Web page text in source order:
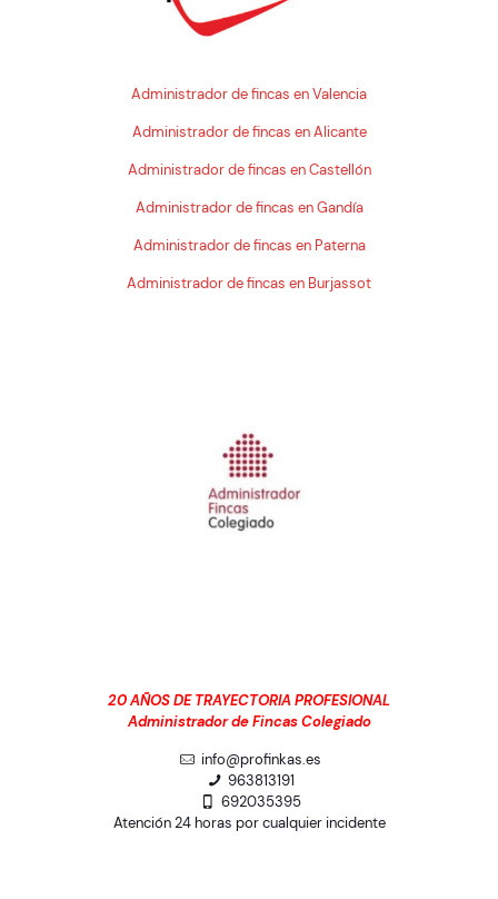
Administrador de fincas en Valencia
Administrador de fincas en Alicante
Administrador de fincas en Castellón
Administrador de fincas en Gandía
Administrador de fincas en Paterna
Administrador de fincas en Burjassot
20 AÑOS DE TRAYECTORIA PROFESIONAL
Administrador de Fincas Colegiado
info@profinkas.es
963813191
692035395
Atención 24 horas por cualquier incidente